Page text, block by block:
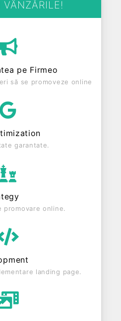
zona de Centru a țării, în
aduce o contribuție
2022, având o
ultimului bilanț,
gestionând operațiunile
de salariați pe ultimul an
si are status:
Societatea nu este plătitoare de TVA.
VÂNZĂRILE!
pe Firmeo
să se promoveze online
garantate.
promovare online.
landing page.